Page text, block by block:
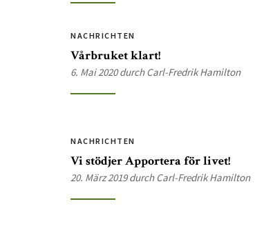
NACHRICHTEN
Vårbruket klart!
6. Mai 2020 durch Carl-Fredrik Hamilton
NACHRICHTEN
Vi stödjer Apportera för livet!
20. März 2019 durch Carl-Fredrik Hamilton